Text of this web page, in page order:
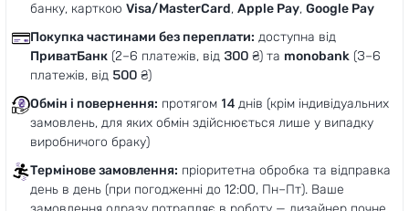
банку, карткою Visa/MasterCard, Apple Pay, Google Pay
Покупка частинами без переплати: доступна від
ПриватБанк (2–6 платежів, від 300 ₴) та monobank (3–6
платежів, від 500 ₴)
Обмін і повернення: протягом 14 днів (крім індивідуальних
замовлень, для яких обмін здійснюється лише у випадку
виробничого браку)
Термінове замовлення: пріоритетна обробка та відправка
день в день (при погодженні до 12:00, Пн–Пт). Ваше